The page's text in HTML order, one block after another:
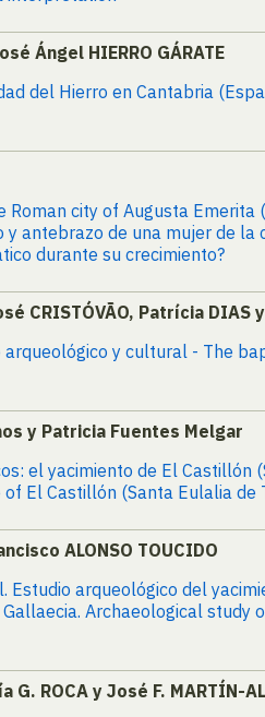
Ángel HIERRO GÁRATE
del Hierro en Cantabria
city of Augusta Emerita
antebrazo de una mujer de la
durante su crecimiento?
CRISTÓVÃO, Patrícia DIAS
y cultural - The
y Patricia Fuentes Melgar
el yacimiento de El Castillón
El Castillón (Santa Eulalia de
ALONSO TOUCIDO
arqueológico del
Archaeological study
G. ROCA y José F. MARTÍN-